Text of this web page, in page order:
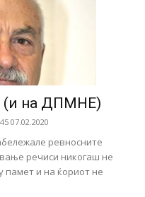
(и на ДПМНЕ)
07.02.2020
ревноснитe
речиси никогаш не
памет и на ќориот не